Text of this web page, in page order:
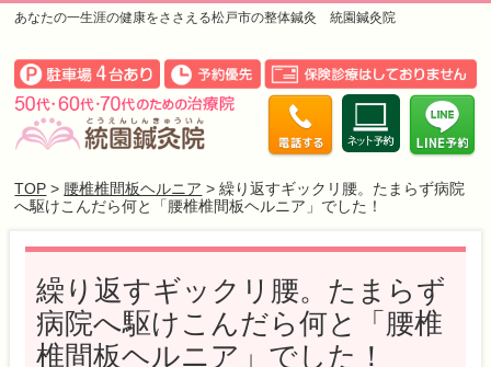
あなたの一生涯の健康をささえる松戸市の整体鍼灸 統園鍼灸院
TOP > 腰椎椎間板ヘルニア > 繰り返すギックリ腰。たまらず病院
へ駆けこんだら何と「腰椎椎間板ヘルニア」でした！
繰り返すギックリ腰。たまらず
病院へ駆けこんだら何と「腰椎
椎間板ヘルニア」でした！